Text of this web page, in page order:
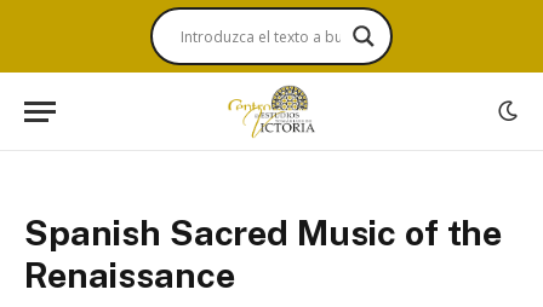
Spanish Sacred Music of the
Renaissance